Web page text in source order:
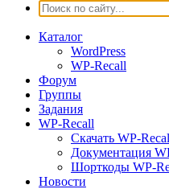
Каталог
WordPress
WP-Recall
Форум
Группы
Задания
WP-Recall
Скачать WP-
Документация
Шорткоды WP-
Новости